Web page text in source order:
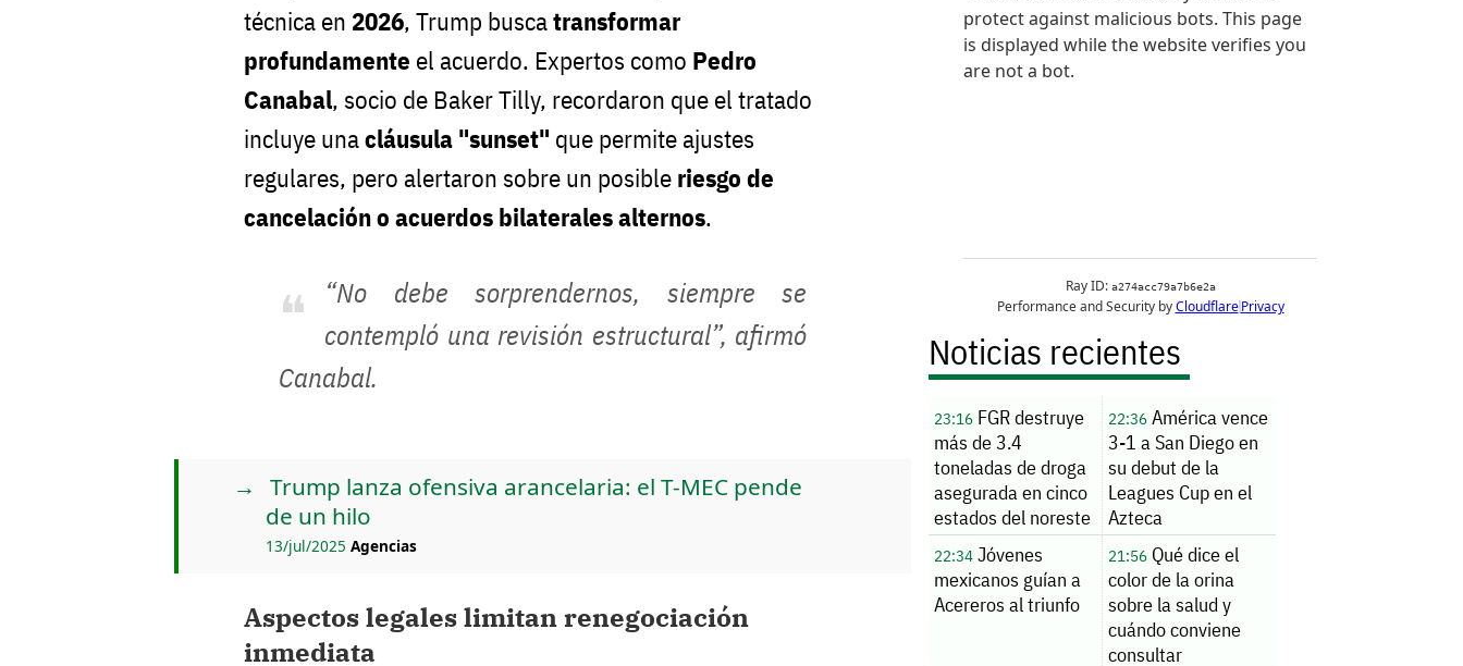
técnica en 2026, Trump buscatransformar
profundamente el acuerdo. Expertos como Pedro
Canabal, socio de Baker Tilly, recordaron que el tratado
incluye unacláusula "sunset" que permite ajustes
regulares, pero alertaron sobre un posible riesgo de
cancelación o acuerdos bilaterales alternos.
“No debe sorprendernos, siempre se
contempló una revisión estructural”, afirmó
Canabal.
Trump lanza ofensiva arancelaria: el T-MEC pende
de un hilo
13/jul/2025 Agencias
Aspectos legales limitan renegociación
inmediata
Noticias recientes
23:16 FGR destruye
más de 3.4
toneladas de droga
asegurada en cinco
estados del noreste
22:36América vence
3-1 a San Diego en
su debut de la
Leagues Cup en el
Azteca
22:34 Jóvenes
mexicanos guían a
Acereros al triunfo
21:56Qué dice el
color de la orina
sobre la salud y
cuándo conviene
consultar